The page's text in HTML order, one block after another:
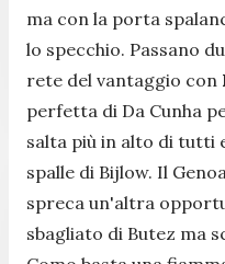
ma con la porta
lo specchio. Passano
rete del vantaggio con
perfetta di Da Cunha
salta più in alto di tutti
spalle di Bijlow. Il
spreca un'altra
sbagliato di Butez ma